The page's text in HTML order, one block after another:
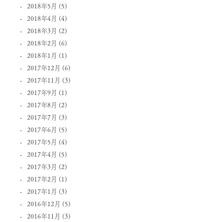
2018年5月 (5)
2018年4月 (4)
2018年3月 (2)
2018年2月 (6)
2018年1月 (1)
2017年12月 (6)
2017年11月 (3)
2017年9月 (1)
2017年8月 (2)
2017年7月 (3)
2017年6月 (5)
2017年5月 (4)
2017年4月 (5)
2017年3月 (2)
2017年2月 (1)
2017年1月 (3)
2016年12月 (5)
2016年11月 (3)